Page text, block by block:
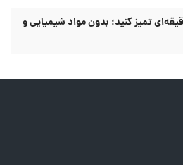
را با این ترفند ۵ دقیقه‌ای تمیز کنید؛ بدون مواد شیمیایی و